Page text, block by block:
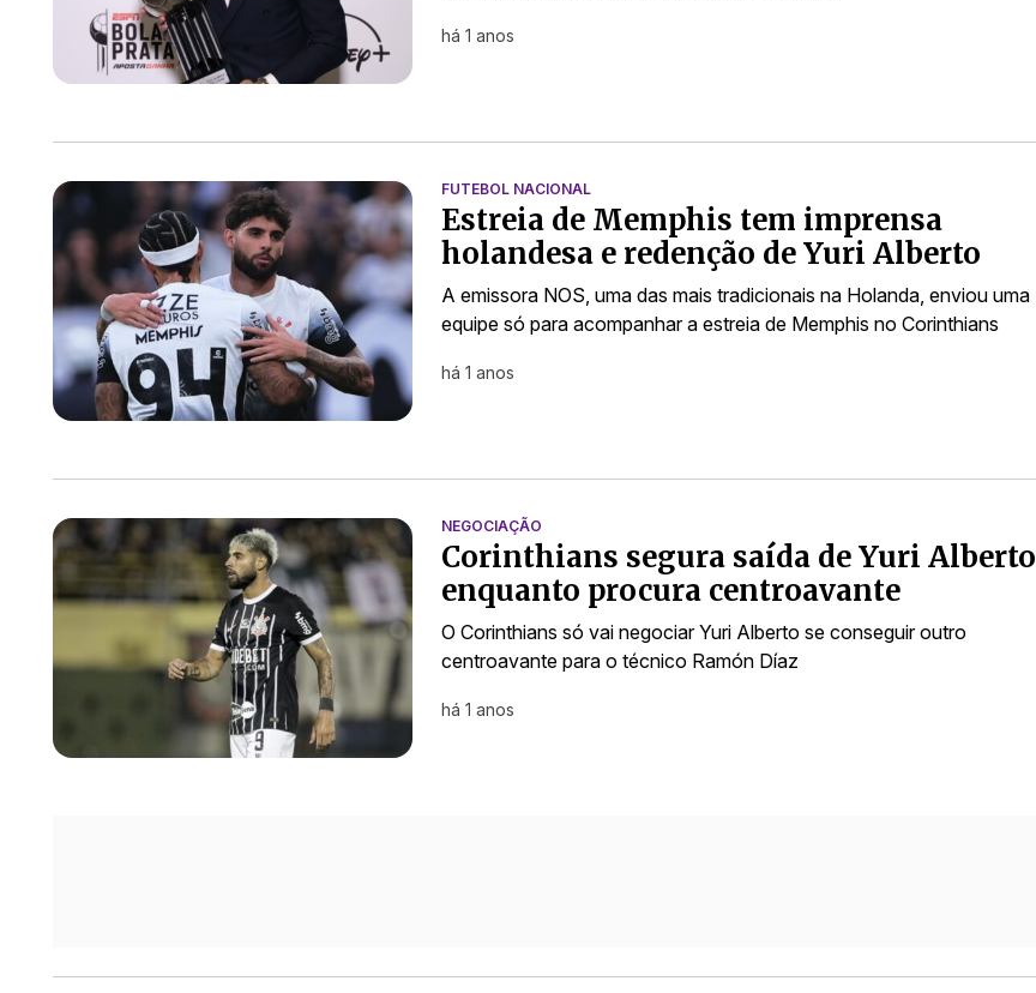
há 1 anos
FUTEBOL NACIONAL
Estreia de Memphis tem imprensa
holandesa e redenção de Yuri Alberto
A emissora NOS, uma das mais tradicionais na Holanda, enviou uma
equipe só para acompanhar a estreia de Memphis no Corinthians
há 1 anos
NEGOCIAÇÃO
Corinthians segura saída de Yuri Alberto
enquanto procura centroavante
O Corinthians só vai negociar Yuri Alberto se conseguir outro
centroavante para o técnico Ramón Díaz
há 1 anos